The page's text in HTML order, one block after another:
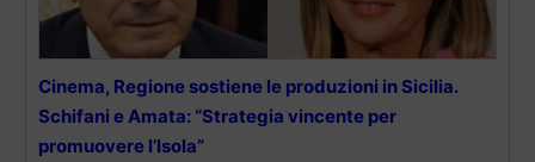
Cinema, Regione sostiene le produzioni in Sicilia.
Schifani e Amata: “Strategia vincente per
promuovere l’Isola”